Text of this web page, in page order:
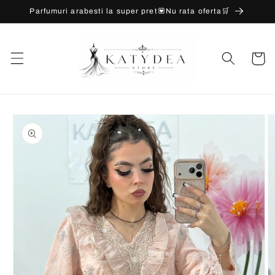
Salt la
conținut
Parfumuri arabesti la super pret💟Nu rata oferta🛒
Coș
despre
produs